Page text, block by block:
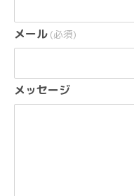
メール (必須)
メッセージ